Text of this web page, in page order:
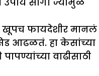
फायदेशीर मानलं
आढळतं. हा केसांच्या
वाढीसाठी